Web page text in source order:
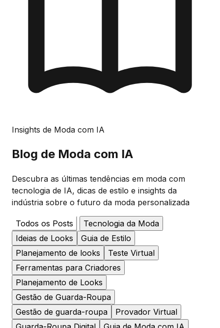
Insights de Moda com IA
Blog de Moda com IA
Descubra as últimas tendências em moda com
tecnologia de IA, dicas de estilo e insights da
indústria sobre o futuro da moda personalizada
Todos os Posts
Tecnologia da Moda
Ideias de Looks
Guia de Estilo
Planejamento de looks
Teste Virtual
Ferramentas para Criadores
Planejamento de Looks
Gestão de Guarda-Roupa
Gestão de guarda-roupa
Provador Virtual